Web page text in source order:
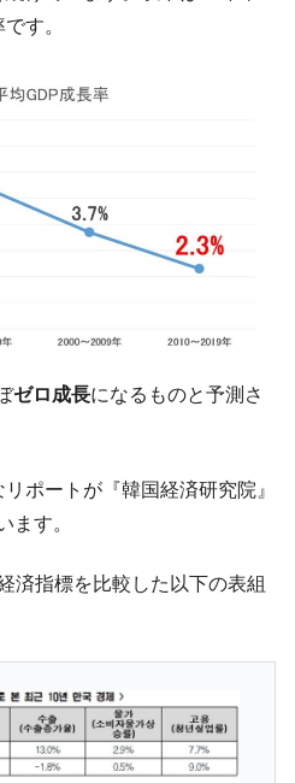
どんな雇用対策だソレ。
準備】2026年07月は4,279億ド
ル」
北朝鮮なのか。選管がサーバ
のは明白だ」
引量「1日当たり1,214.4億ド
きに強く左右される状態
きた李在明。李在明を支持しな
価操作であり、空前の国政壟
が「丸刈りになって抗議活
す。
ゼロ成長になるものと予測さ
ポートが『韓国経済研究院』
ます。
済指標を比較した以下の表組